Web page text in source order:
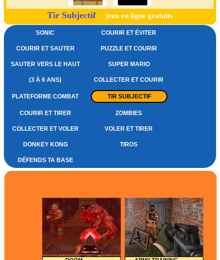
Tir Subjectif jeux en ligne gratuits
SONIC COURIR ET ÉVITER
COURIR ET SAUTER PUZZLE ET COURIR
SAUTER VERS LE HAUT SUPER MARIO
(3 À 6 ANS) COLLECTER ET COURIR
PLATEFORME COMBAT TIR SUBJECTIF
COURIR ET TIRER ZOMBIES
COLLECTER ET VOLER VOLER ET TIRER
DONKEY KONG TIROS
DÉFENDS TA BASE